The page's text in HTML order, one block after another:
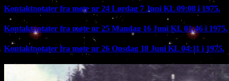
Kontaktnotater fra møte nr 24 Lørdag 7 Juni KL 09:08 i 1975.
Kontaktnotater fra møte nr 25 Mandag 16 Juni KL 01:46 i 1975.
Kontaktnotater fra møte nr 26 Onsdag 18 Juni KL 04:11 i 1975.